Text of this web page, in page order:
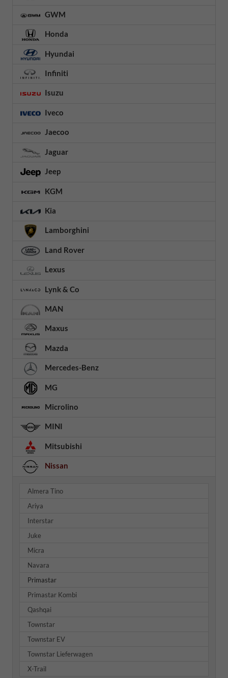
GWM
Honda
Hyundai
Infiniti
Isuzu
Iveco
Jaecoo
Jaguar
Jeep
KGM
Kia
Lamborghini
Land Rover
Lexus
Lynk & Co
MAN
Maxus
Mazda
Mercedes-Benz
MG
Microlino
MINI
Mitsubishi
Nissan
Almera Tino
Ariya
Interstar
Juke
Micra
Navara
Primastar
Primastar Kombi
Qashqai
Townstar
Townstar EV
Townstar Lieferwagen
X-Trail